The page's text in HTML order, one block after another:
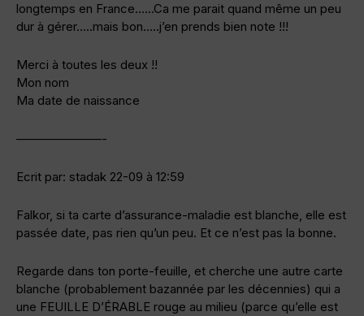
longtemps en France……Ca me parait quand même un peu
dur à gérer…..mais bon…..j’en prends bien note !!!
Merci à toutes les deux !!
Mon nom
Ma date de naissance
———————-
Ecrit par: stadak 22-09 à 12:59
Falkor, si ta carte d’assurance-maladie est blanche, elle est
passée date, pas rien qu’un peu. Et ce n’est pas la bonne.
Regarde dans ton porte-feuille, et cherche une autre carte
blanche (probablement bazannée par les décennies) qui a
une FEUILLE D’ÉRABLE rouge au milieu (parce qu’elle est